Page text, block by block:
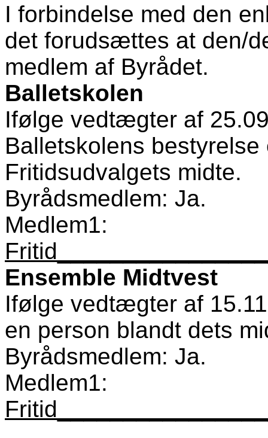
I forbindelse med den
det forudsættes at den/
medlem af Byrådet.
Balletskolen
Ifølge vedtægter af
Balletskolens
Fritidsudvalgets midte.
Byrådsmedlem: Ja.
Medlem1:
Ensemble Midtvest
Ifølge vedtægter af
en person blandt dets
Byrådsmedlem: Ja.
Medlem1: